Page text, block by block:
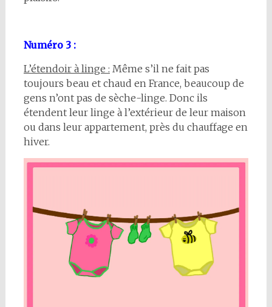
Numéro 3 :
L’étendoir à linge : Même s’il ne fait pas
toujours beau et chaud en France, beaucoup de
gens n’ont pas de sèche-linge. Donc ils
étendent leur linge à l’extérieur de leur maison
ou dans leur appartement, près du chauffage en
hiver.